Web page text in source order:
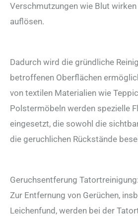
Verschmutzungen wie Blut
auflösen.
Dadurch wird die gründliche
betroffenen Oberflächen
von textilen Materialien wie
Polstermöbeln werden spezielle
eingesetzt, die sowohl die
die geruchlichen Rückstände
Geruchsentferung Tatortreinigung:
Zur Entfernung von Gerüchen,
Leichenfund, werden bei der